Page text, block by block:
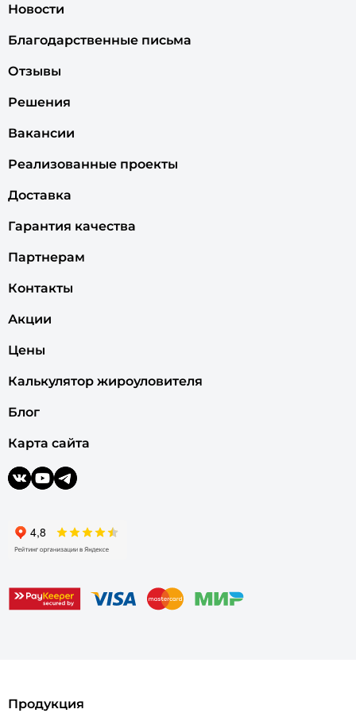
Новости
Благодарственные письма
Отзывы
Решения
Вакансии
Реализованные проекты
Доставка
Гарантия качества
Партнерам
Контакты
Акции
Цены
Калькулятор жироуловителя
Блог
Карта сайта
Продукция